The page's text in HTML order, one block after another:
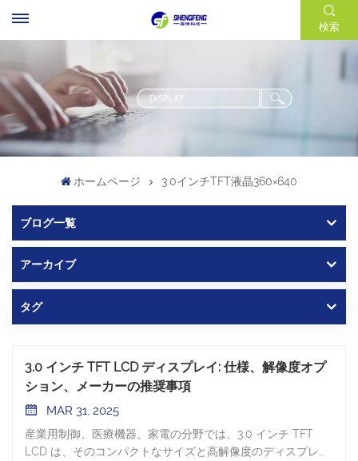
検索
ホームページ 3.0インチTFT液晶360×640
ブログ一覧
アーカイブ
タグ
3.0 インチ TFT LCD ディスプレイ: 仕様、解像度オプ
ション、メーカーの推奨事項
MAR 31, 2025
産業用制御、医療機器、家電の分野では、3.0 インチ TFT
LCD は、そのコンパクトなサイズと高解像度のディスプレイ